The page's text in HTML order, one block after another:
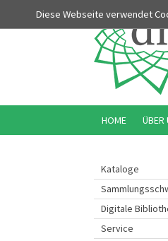
Diese Webseite verwendet
Kataloge
Digitale
Service
HOME ÜBER